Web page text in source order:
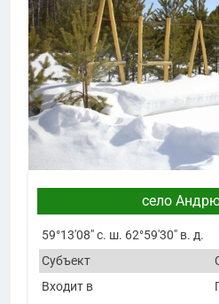
село
59°13′08″ с. ш. 62°59′30″ в. д.
Субъект
Входит в